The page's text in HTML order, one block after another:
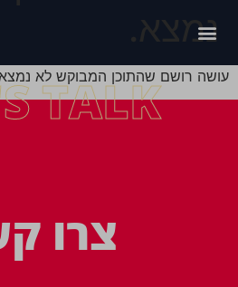
נמצא.
עושה רושם שהתוכן המבוקש לא
TALK
צרו